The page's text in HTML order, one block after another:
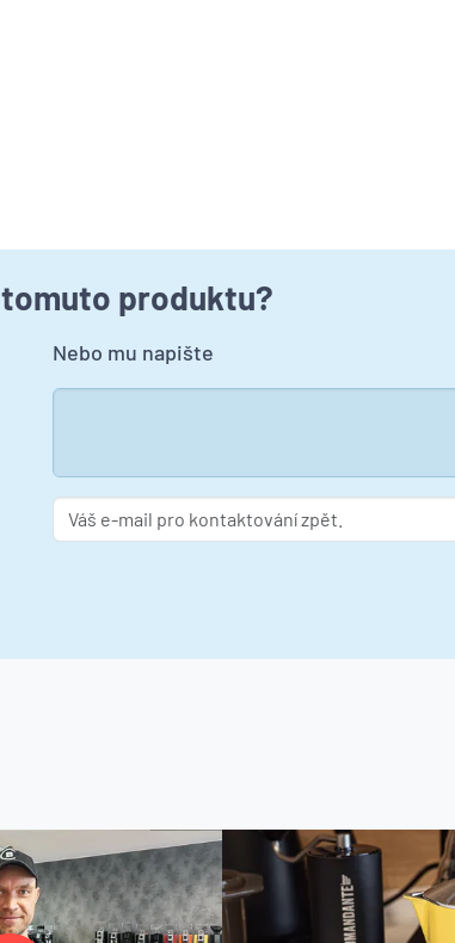
produktu?
Nebo mu napište